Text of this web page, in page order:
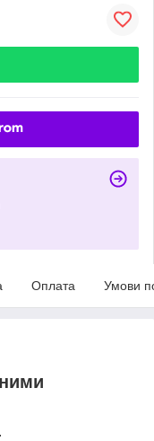
Оплата Умови